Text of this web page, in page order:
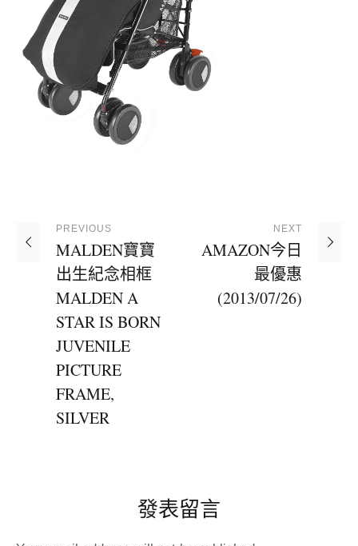
PREVIOUS
MALDEN寶寶
出生紀念相框
MALDEN A
STAR IS BORN
JUVENILE
PICTURE
FRAME,
SILVER
NEXT
AMAZON今日
最優惠
(2013/07/26)
發表留言